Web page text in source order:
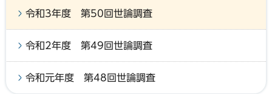
令和3年度 第50回世論調査
令和2年度 第49回世論調査
令和元年度 第48回世論調査